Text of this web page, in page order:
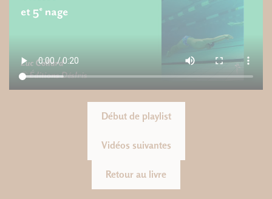
Début de playlist
Vidéos suivantes
Retour au livre